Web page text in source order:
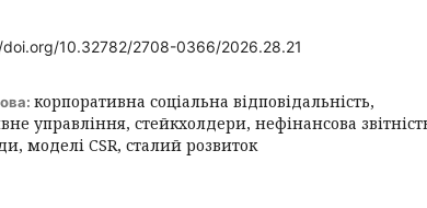
10.32782/2708-0366/2026.28.21
корпоративна соціальна відповідальність,
управління, стейкхолдери, нефінансова
моделі CSR, сталий розвиток